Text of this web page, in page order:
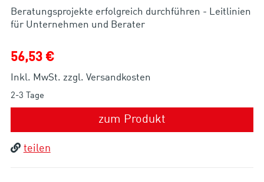
Beratungsprojekte erfolgreich durchführen - Leitlinien
für Unternehmen und Berater
56,53 €
Inkl. MwSt. zzgl. Versandkosten
2-3 Tage
zum Produkt
teilen